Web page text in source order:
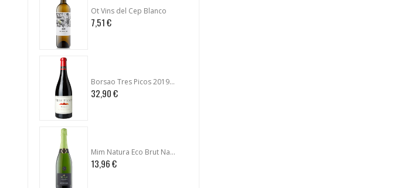
Ot Vins del Cep Blanco
7,51 €
Borsao Tres Picos 2019 (Magnum)
32,90 €
Mim Natura Eco Brut Nature Reserva 2020
13,96 €